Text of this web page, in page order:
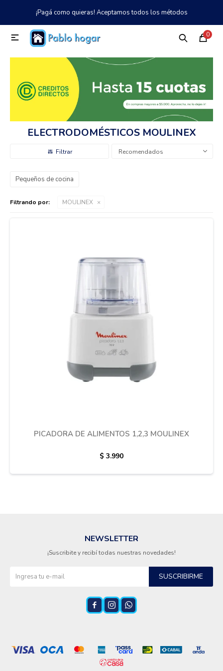
¡Pagá como quieras! Aceptamos todos los métodos
0

ELECTRODOMÉSTICOS MOULINEX
Recomendados
Pequeños de cocina
Filtrando por: MOULINEX
PICADORA DE ALIMENTOS 1,2,3 MOULINEX
$ 3.990
NEWSLETTER
¡Suscribite y recibí todas nuestras novedades!
SUSCRIBIRME
  
MI CUENTA
Catálogo Tienda 097 997 042
Climatización
Tecnología
Cuidado de mascotas
Cuidado personal
Lavado y secado